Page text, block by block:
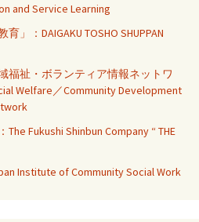
and Service Learning
」：DAIGAKU TOSHO SHUPPAN
福祉・ボランティア情報ネットワ
Welfare／Community Development
Fukushi Shinbun Company “ THE
Institute of Community Social Work